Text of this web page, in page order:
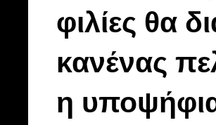
φιλίες θα
κανένας
η υποψήφια